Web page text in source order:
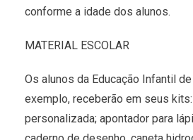
conforme a idade dos alunos.
MATERIAL ESCOLAR
Os alunos da Educação Infantil
exemplo, receberão em seus
personalizada; apontador para